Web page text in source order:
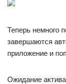
Теперь немного
завершаются
приложение и
Ожидание